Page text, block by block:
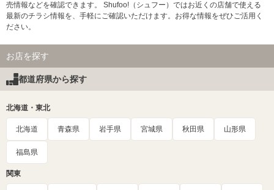
売情報などを確認できます。 Shufoo!（シュフー）ではお近くの店舗で使える
最新のチラシ情報を、手軽にご確認いただけます。お得な情報をぜひご活用く
ださい。
お店を探す
都道府県から探す
北海道・東北
北海道 青森県 岩手県 宮城県 秋田県 山形県
福島県
関東